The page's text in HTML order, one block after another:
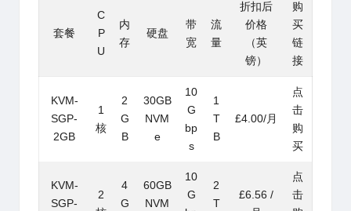
套餐
C
P
U
内
存
硬盘
带
宽
流
量
折扣后
价格
（英
镑）
购
买
链
接
KVM-
SGP-
2GB
1
核
2
G
B
30GB
NVM
e
10
G
bp
s
1
T
B
£4.00/月
点
击
购
买
KVM-
SGP-
2
4
G
60GB
NVM
10
G
2
T
£6.56 /
点
击